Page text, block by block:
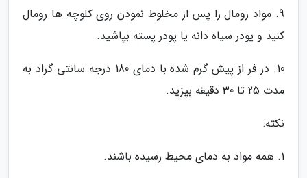
9. مواد رومال را پس از مخلوط نمودن روی کلوچه ها رومال
کنید و پودر سیاه دانه یا پودر پسته بپاشید.
10. در فر از پیش گرم شده با دمای 180 درجه سانتی گراد به
مدت 25 تا 30 دقیقه بپزید.
نکته:
1. همه مواد به دمای محیط رسیده باشند.